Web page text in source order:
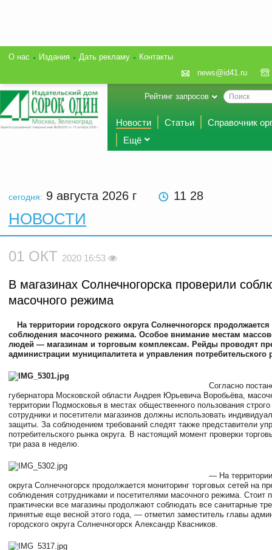
О нас Издания Дать рекламу
Контакты
news@id41.ru
Рейтинг запросов
Новости Статьи
Справочник
Ещё
сегодня: 9 августа 2026 г 11 28
НОВОСТИ
01 ОКТ 2020 16:53
В магазинах Солнечногорска проверили
масочного режима
На территории городского округа Солнечногорск
соблюдения масочного режима. Особое внимание местам
людей — магазинам и торговым комплексам. Рейды проводят
администрации муниципалитета и управления потребительского
Согласно
губернатора Московской области Андрея Юрьевича Воробьёва,
территории Подмосковья в местах общественного пользования
сотрудники и посетители магазинов должны использовать
защиты. За соблюдением требований следят также представители
потребительского рынка округа. В настоящий момент проверки
три раза в неделю.
— На территории
округа Солнечногорск продолжается мониторинг торговых сетей на
соблюдения сотрудниками и посетителями масочного режима. Стоит
практически все магазины продолжают соблюдать все санитарные
принятые еще весной этого года, — отметил заместитель главы
городского округа Солнечногорск Александр Квасников.